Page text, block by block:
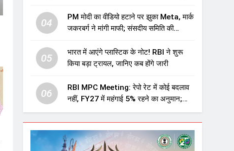
उठाए सवाल
04
PM मोदी का वीडियो हटाने पर झुका Meta, मार्क
जकरबर्ग ने मांगी माफी; संसदीय समिति की
05
भारत में आएंगे प्लास्टिक के नोट! RBI ने शुरू
किया बड़ा ट्रायल, जानिए कब होंगे जारी
06
RBI MPC Meeting: रेपो रेट में कोई बदलाव
नहीं, FY27 में महंगाई 5% रहने का अनुमान;
महंगाई बढ़ने का भी अलर्ट